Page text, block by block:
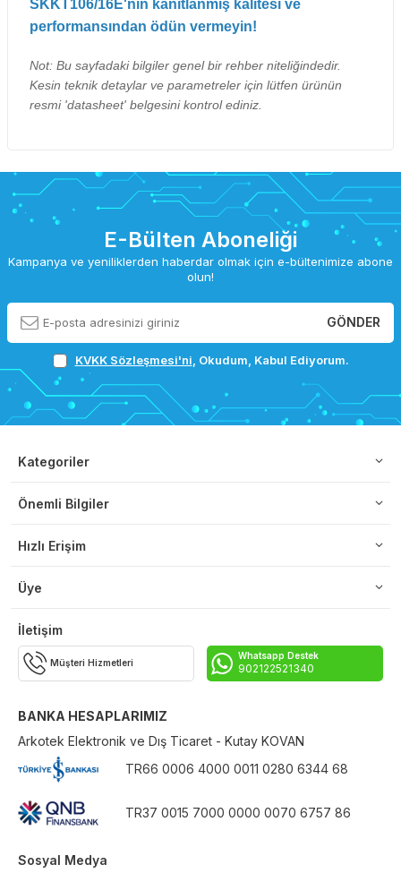
SKKT106/16E'nin kanıtlanmış kalitesi ve
performansından ödün vermeyin!
Not: Bu sayfadaki bilgiler genel bir rehber niteliğindedir.
Kesin teknik detaylar ve parametreler için lütfen ürünün
resmi 'datasheet' belgesini kontrol ediniz.
E-Bülten Aboneliği
Kampanya ve yeniliklerden haberdar olmak için e-bültenimize abone
olun!
GÖNDER
KVKK Sözleşmesi'ni , Okudum, Kabul Ediyorum.
Kategoriler
Önemli Bilgiler
Hızlı Erişim
Üye
İletişim
Müşteri Hizmetleri
Whatsapp Destek
902122521340
BANKA HESAPLARIMIZ
Arkotek Elektronik ve Dış Ticaret - Kutay KOVAN
TR66 0006 4000 0011 0280 6344 68
TR37 0015 7000 0000 0070 6757 86
Sosyal Medya